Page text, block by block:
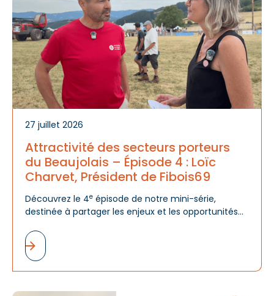
27 juillet 2026
Attractivité des secteurs porteurs
du Beaujolais – Épisode 4 : Loïc
Charvet, Président de Fibois69
Découvrez le 4e épisode de notre mini-série,
destinée à partager les enjeux et les opportunités
de la vision de leur Président.